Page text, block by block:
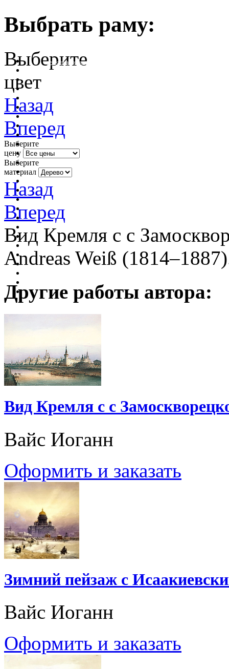
Выбрать раму:
очистить фильтр цвета
Выберите
цвет
Назад
Вперед
Выберите
цену
Выберите
материал
Назад
Вперед
Вид Кремля с с
Andreas Weiß
Другие работы автора:
Вид Кремля с с
Вайс Иоганн
Оформить и заказать
Зимний пейзаж с
Вайс Иоганн
Оформить и заказать